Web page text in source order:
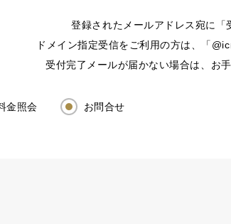
登録されたメールアドレス宛に「
ドメイン指定受信をご利用の方は、「
受付完了メールが届かない場合は、お
金照会 お問合せ